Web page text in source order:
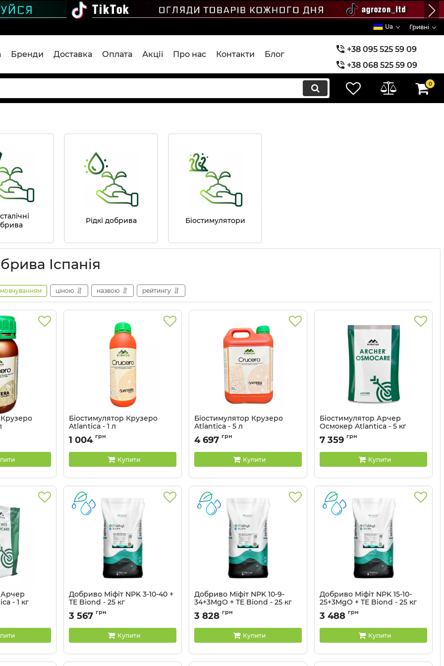
Ua Гривні
Бренди Доставка Оплата Акції Про нас Контакти Блог
+38 095 525 59 09
+38 068 525 59 09
+38 073 525 59 09
0
Рідкі добрива Біостимулятори
Іспанія
ціною назвою рейтингу
Біостимулятор Крузеро
Atlantica - 1 л
Артикул: 3203078
1 004 грн
Купити
Біостимулятор Крузеро
Atlantica - 5 л
Артикул: 3203079
4 697 грн
Купити
Біостимулятор Арчер
Осмокер Atlantica - 5 кг
Артикул: 3203080
7 359 грн
Купити
Арчер
- 1 кг
Добриво Міфіт NPK 3-10-40 +
ТЕ Biond - 25 кг
3 567 грн
Купити
Добриво Міфіт NPK 10-9-
34+3MgO + TE Biond - 25 кг
3 828 грн
Купити
Добриво Міфіт NPK 15-10-
25+3MgO + TE Biond - 25 кг
3 488 грн
Купити